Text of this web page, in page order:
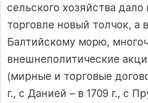
сельского хозяйства
торговле новый толчок, а
Балтийскому морю,
внешнеполитические
(мирные и торговые
г., с Данией – в 1709 г., с